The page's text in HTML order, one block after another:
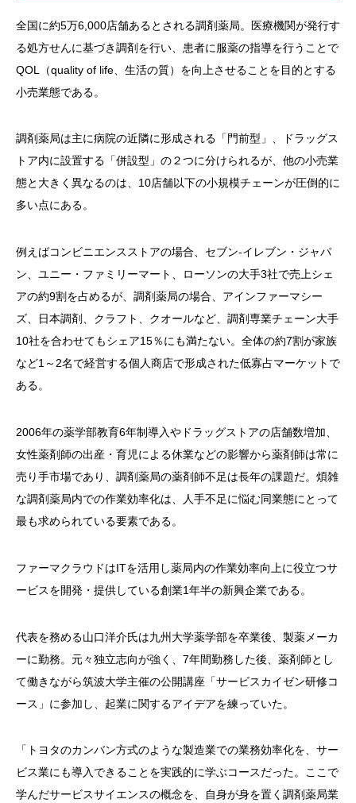
全国に約5万6,000店舗あるとされる調剤薬局。医療機関が発行す
る処方せんに基づき調剤を行い、患者に服薬の指導を行うことで
QOL（quality of life、生活の質）を向上させることを目的とする
小売業態である。
調剤薬局は主に病院の近隣に形成される「門前型」、ドラッグス
トア内に設置する「併設型」の２つに分けられるが、他の小売業
態と大きく異なるのは、10店舗以下の小規模チェーンが圧倒的に
多い点にある。
例えばコンビニエンスストアの場合、セブン‐イレブン・ジャパ
ン、ユニー・ファミリーマート、ローソンの大手3社で売上シェ
アの約9割を占めるが、調剤薬局の場合、アインファーマシー
ズ、日本調剤、クラフト、クオールなど、調剤専業チェーン大手
10社を合わせてもシェア15％にも満たない。全体の約7割が家族
など1～2名で経営する個人商店で形成された低寡占マーケットで
ある。
2006年の薬学部教育6年制導入やドラッグストアの店舗数増加、
女性薬剤師の出産・育児による休業などの影響から薬剤師は常に
売り手市場であり、調剤薬局の薬剤師不足は長年の課題だ。煩雑
な調剤薬局内での作業効率化は、人手不足に悩む同業態にとって
最も求められている要素である。
ファーマクラウドはITを活用し薬局内の作業効率向上に役立つサ
ービスを開発・提供している創業1年半の新興企業である。
代表を務める山口洋介氏は九州大学薬学部を卒業後、製薬メーカ
ーに勤務。元々独立志向が強く、7年間勤務した後、薬剤師とし
て働きながら筑波大学主催の公開講座「サービスカイゼン研修コ
ース」に参加し、起業に関するアイデアを練っていた。
「トヨタのカンバン方式のような製造業での業務効率化を、サー
ビス業にも導入できることを実践的に学ぶコースだった。ここで
学んだサービスサイエンスの概念を、自身が身を置く調剤薬局業